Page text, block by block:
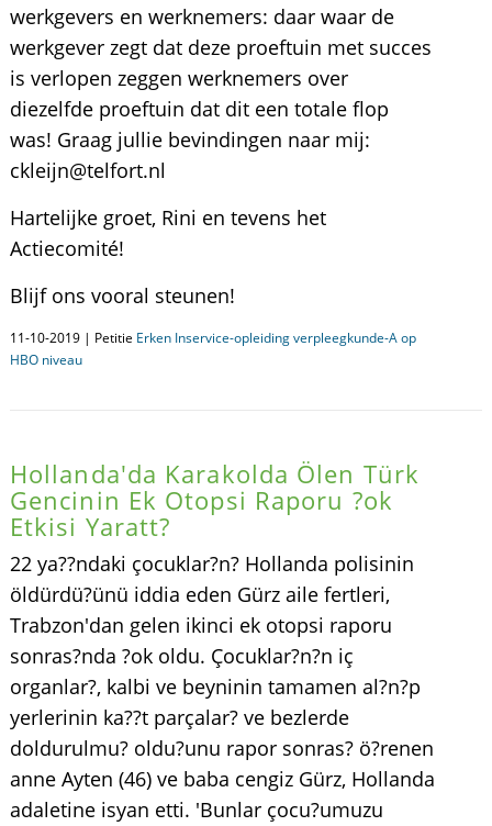
werkgevers en werknemers: daar waar de
werkgever zegt dat deze proeftuin met succes
is verlopen zeggen werknemers over
diezelfde proeftuin dat dit een totale flop
was! Graag jullie bevindingen naar mij:
ckleijn@telfort.nl
Hartelijke groet, Rini en tevens het
Actiecomité!
Blijf ons vooral steunen!
11-10-2019 | Petitie Erken Inservice-opleiding verpleegkunde-A op
HBO niveau
Hollanda'da Karakolda Ölen Türk
Gencinin Ek Otopsi Raporu ?ok
Etkisi Yaratt?
22 ya??ndaki çocuklar?n? Hollanda polisinin
öldürdü?ünü iddia eden Gürz aile fertleri,
Trabzon'dan gelen ikinci ek otopsi raporu
sonras?nda ?ok oldu. Çocuklar?n?n iç
organlar?, kalbi ve beyninin tamamen al?n?p
yerlerinin ka??t parçalar? ve bezlerde
doldurulmu? oldu?unu rapor sonras? ö?renen
anne Ayten (46) ve baba cengiz Gürz, Hollanda
adaletine isyan etti. 'Bunlar çocu?umuzu